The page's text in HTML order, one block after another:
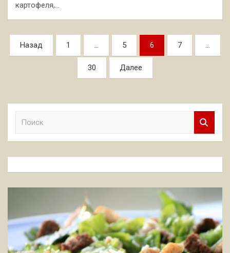
картофеля,…
Пагинация
записей
Назад 1 … 5 6 7 …
30 Далее
к